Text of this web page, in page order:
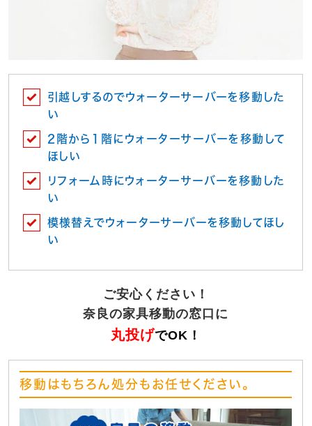
引越しするのでウォーターサーバーを移動した
い
2階から１階にウォーターサーバーを移動して
ほしい
リフォーム時にウォーターサーバーを移動した
い
模様替えでウォーターサーバーを移動してほし
い
ご安心ください！
奈良の家具移動の窓口に
丸投げでOK！
移動はもちろん処分もお任せください。